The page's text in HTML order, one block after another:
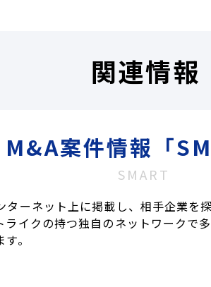
関連情報
M&A案件情報「
SMART
ターネット上に掲載し、相手企業を探
ライクの持つ独自のネットワークで多
。